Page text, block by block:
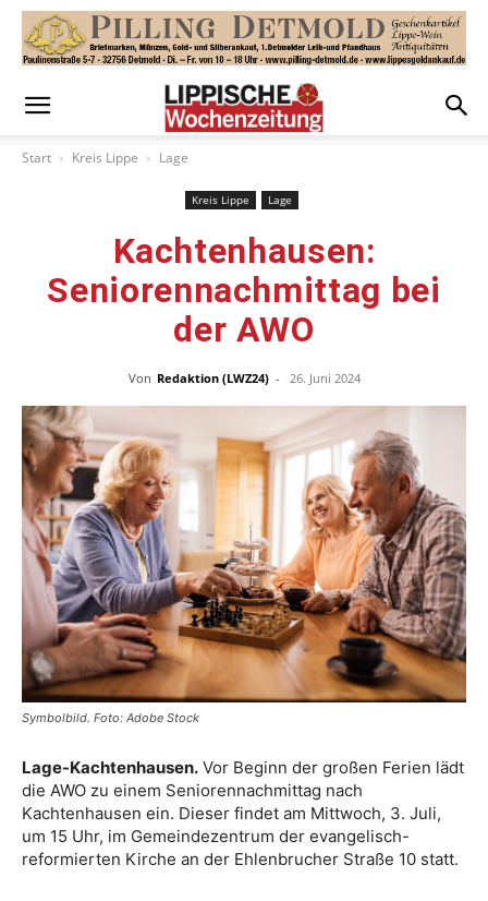
Start Kreis Lippe Lage
Kreis Lippe Lage
Kachtenhausen:
Seniorennachmittag bei
der AWO
Von Redaktion (LWZ24) - 26. Juni 2024
Symbolbild. Foto: Adobe Stock
Lage-Kachtenhausen. Vor Beginn der großen Ferien lädt
die AWO zu einem Seniorennachmittag nach
Kachtenhausen ein. Dieser findet am Mittwoch, 3. Juli,
um 15 Uhr, im Gemeindezentrum der evangelisch-
reformierten Kirche an der Ehlenbrucher Straße 10 statt.